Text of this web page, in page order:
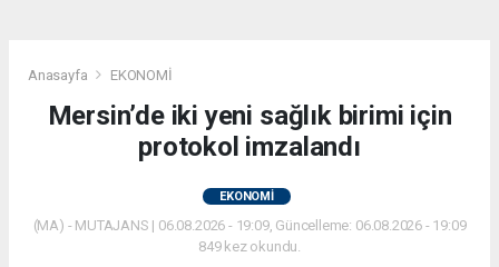
Anasayfa EKONOMİ
Mersin’de iki yeni sağlık birimi için
protokol imzalandı
EKONOMİ
(MA) - MUTAJANS | 06.08.2026 - 19:09, Güncelleme: 06.08.2026 - 19:09
849 kez okundu.